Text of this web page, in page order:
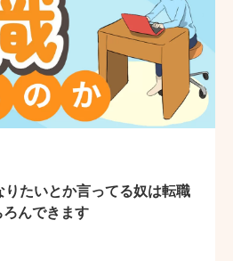
たいとか言ってる奴は転職
んできます